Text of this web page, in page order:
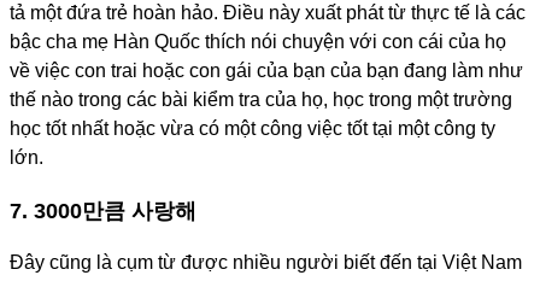
tả một đứa trẻ hoàn hảo. Điều này xuất phát từ thực tế là các
bậc cha mẹ Hàn Quốc thích nói chuyện với con cái của họ
về việc con trai hoặc con gái của bạn của bạn đang làm như
thế nào trong các bài kiểm tra của họ, học trong một trường
học tốt nhất hoặc vừa có một công việc tốt tại một công ty
lớn.
7. 3000만큼 사랑해
Đây cũng là cụm từ được nhiều người biết đến tại Việt Nam